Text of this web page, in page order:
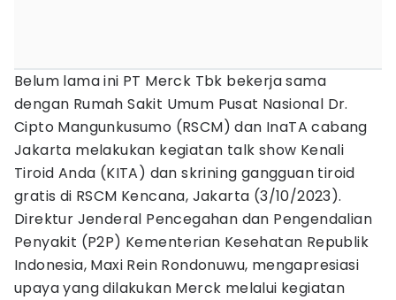
Belum lama ini PT Merck Tbk bekerja sama
dengan Rumah Sakit Umum Pusat Nasional Dr.
Cipto Mangunkusumo (RSCM) dan InaTA cabang
Jakarta melakukan kegiatan talk show Kenali
Tiroid Anda (KITA) dan skrining gangguan tiroid
gratis di RSCM Kencana, Jakarta (3/10/2023).
Direktur Jenderal Pencegahan dan Pengendalian
Penyakit (P2P) Kementerian Kesehatan Republik
Indonesia, Maxi Rein Rondonuwu, mengapresiasi
upaya yang dilakukan Merck melalui kegiatan